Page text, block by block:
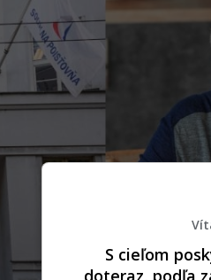
S cieľom
doteraz, podľa